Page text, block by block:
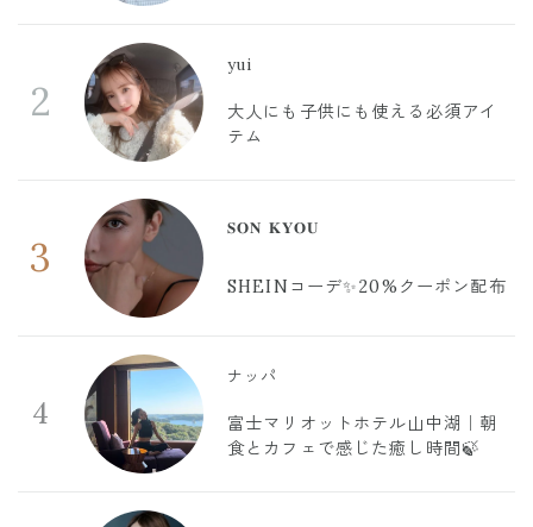
2
yui
大人にも子供にも使える必須アイ
テム
3
𝐒𝐎𝐍 𝐊𝐘𝐎𝐔
SHEINコーデ✨20%クーポン配布
4
ナッパ
富士マリオットホテル山中湖｜朝
食とカフェで感じた癒し時間🍃